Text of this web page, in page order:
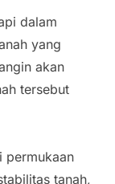
dalam
yang
akan
tersebut
permukaan
tanah,